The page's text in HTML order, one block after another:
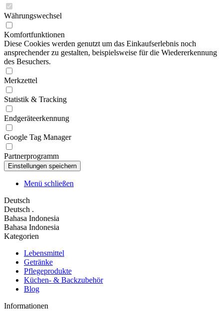
Währungswechsel
Komfortfunktionen
Diese Cookies werden genutzt um das Einkaufserlebnis noch
ansprechender zu gestalten, beispielsweise für die Wiedererkennung
des Besuchers.
Merkzettel
Statistik & Tracking
Endgeräteerkennung
Google Tag Manager
Partnerprogramm
Menü schließen
Deutsch
Deutsch .
Bahasa Indonesia
Bahasa Indonesia
Kategorien
Lebensmittel
Getränke
Pflegeprodukte
Küchen- & Backzubehör
Blog
Informationen